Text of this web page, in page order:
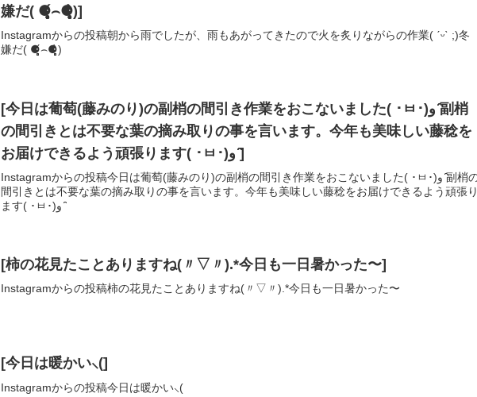
嫌だ( ⚈̥̥̥̥̥́⌢⚈̥̥̥̥̥̀)]
Instagramからの投稿朝から雨️でしたが、雨もあがってきたので火を炙りながらの作業( ˊᵕˋ ;)冬
嫌だ( ⚈̥̥̥̥̥́⌢⚈̥̥̥̥̥̀)
[今日は葡萄(藤みのり)の副梢の間引き作業をおこないました( ･ㅂ･)و ̑̑️副梢
の間引きとは不要な葉の摘み取りの事を言います。今年も美味しい藤稔を
お届けできるよう頑張ります( ･ㅂ･)و ̑̑️]
Instagramからの投稿今日は葡萄(藤みのり)の副梢の間引き作業をおこないました( ･ㅂ･)و ̑̑️副梢の
間引きとは不要な葉の摘み取りの事を言います。今年も美味しい藤稔をお届けできるよう頑張り
ます( ･ㅂ･)و ̑̑️
[柿の花見たことありますね(〃▽〃)︎.*今日も一日暑かった〜️️️]
Instagramからの投稿柿の花見たことありますね(〃▽〃)︎.*今日も一日暑かった〜️️️
[今日は暖かい⸜(]
Instagramからの投稿今日は暖かい⸜(